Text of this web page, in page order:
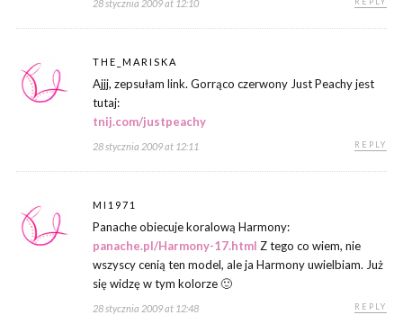
28 stycznia 2009 at 12:10
THE_MARISKA
Ajjj, zepsułam link. Gorrąco czerwony Just Peachy jest
tutaj:
tnij.com/justpeachy
28 stycznia 2009 at 12:11 REPLY
MI1971
Panache obiecuje koralową Harmony:
panache.pl/Harmony-17.html Z tego co wiem, nie
wszyscy cenią ten model, ale ja Harmony uwielbiam. Już
się widzę w tym kolorze 🙂
28 stycznia 2009 at 12:48 REPLY